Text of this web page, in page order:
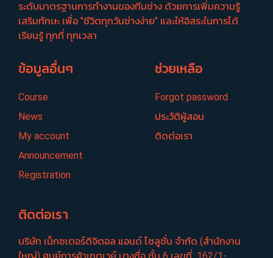
ระดับมาตรฐานการทำงานของทีมช่าง ด้วยการเพิ่มความรู้
เสริมทักษะ เพื่อ "ชีวิตทุกวันช่างง่าย" และให้อิสระในการได้
เรียนรู้ ทุกที่ ทุกเวลา
ข้อมูลอื่นๆ
Course
News
My account
Announcement
Registration
ช่วยเหลือ
Forgot password
ประวัติผู้สอน
ติดต่อเรา
ติดต่อเรา
บริษัท เน็กซเตอร์​ดิจิตอล แอนด์ โซลูชั่น จำกัด (สำนักงาน